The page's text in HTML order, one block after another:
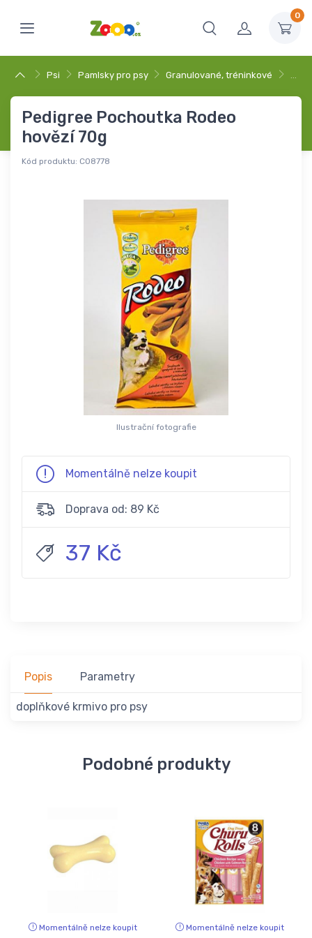
0
Psi Pamlsky pro psy Granulované, tréninkové …
Pedigree Pochoutka Rodeo
hovězí 70g
Kód produktu: C08778
Ilustrační fotografie
Momentálně nelze koupit
Doprava od: 89 Kč
37 Kč
Popis Parametry
doplňkové krmivo pro psy
Podobné produkty
Momentálně nelze koupit Momentálně nelze koupit